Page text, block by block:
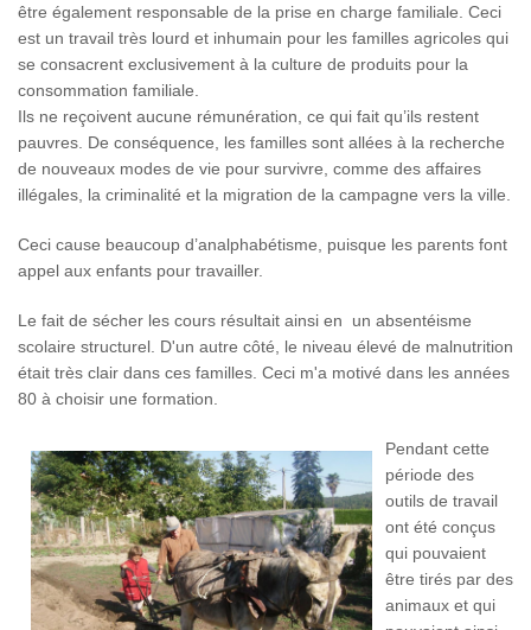
être également responsable de la prise en charge familiale. Ceci
est un travail très lourd et inhumain pour les familles agricoles qui
se consacrent exclusivement à la culture de produits pour la
consommation familiale.
Ils ne reçoivent aucune rémunération, ce qui fait qu’ils restent
pauvres. De conséquence, les familles sont allées à la recherche
de nouveaux modes de vie pour survivre, comme des affaires
illégales, la criminalité et la migration de la campagne vers la ville.
Ceci cause beaucoup d’analphabétisme, puisque les parents font
appel aux enfants pour travailler.
Le fait de sécher les cours résultait ainsi en un absentéisme
scolaire structurel. D'un autre côté, le niveau élevé de malnutrition
était très clair dans ces familles. Ceci m'a motivé dans les années
80 à choisir une formation.
Pendant cette
période des
outils de travail
ont été conçus
qui pouvaient
être tirés par des
animaux et qui